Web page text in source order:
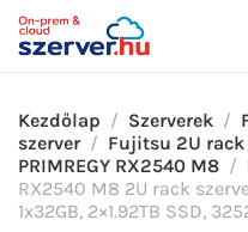
Kezdőlap Szerverek
szerver
Fujitsu 2U rack
PRIMREGY RX2540 M8
RX2540 M8 2U rack
1x32GB, 2×1.92TB SSD,